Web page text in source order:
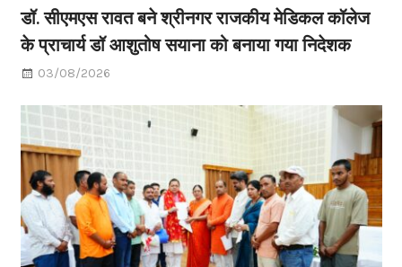
डॉ. सीएमएस रावत बने श्रीनगर राजकीय मेडिकल कॉलेज
के प्राचार्य डॉ आशुतोष सयाना को बनाया गया निदेशक
03/08/2026